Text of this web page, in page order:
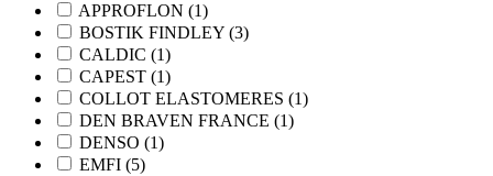
APPROFLON (1)
BOSTIK FINDLEY (3)
CALDIC (1)
CAPEST (1)
COLLOT ELASTOMERES (1)
DEN BRAVEN FRANCE (1)
DENSO (1)
EMFI (5)